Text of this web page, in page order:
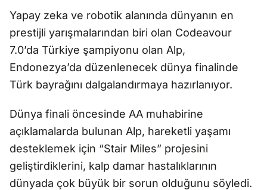
Yapay zeka ve robotik alanında dünyanın en
prestijli yarışmalarından biri olan Codeavour
7.0’da Türkiye şampiyonu olan Alp,
Endonezya’da düzenlenecek dünya finalinde
Türk bayrağını dalgalandırmaya hazırlanıyor.
Dünya finali öncesinde AA muhabirine
açıklamalarda bulunan Alp, hareketli yaşamı
desteklemek için “Stair Miles” projesini
geliştirdiklerini, kalp damar hastalıklarının
dünyada çok büyük bir sorun olduğunu söyledi.